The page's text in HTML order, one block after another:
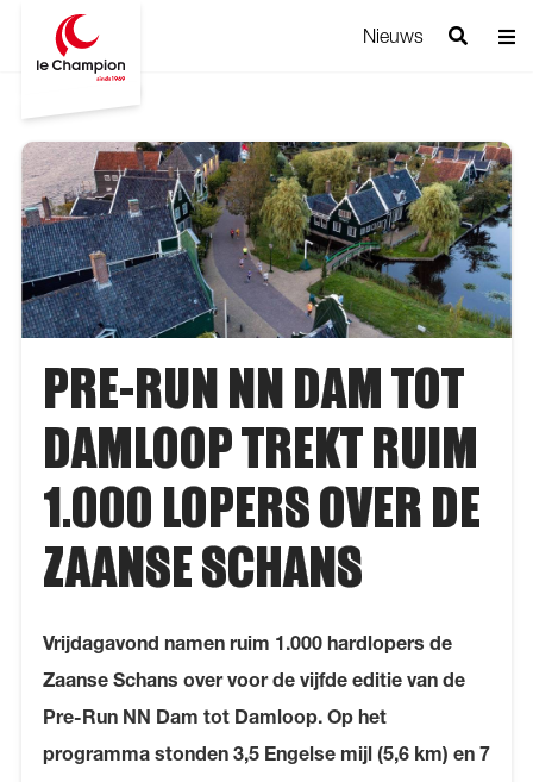
Nieuws
PRE-RUN NN DAM TOT
DAMLOOP TREKT RUIM
1.000 LOPERS OVER DE
ZAANSE SCHANS
Vrijdagavond namen ruim 1.000 hardlopers de
Zaanse Schans over voor de vijfde editie van de
Pre-Run NN Dam tot Damloop. Op het
programma stonden 3,5 Engelse mijl (5,6 km) en 7